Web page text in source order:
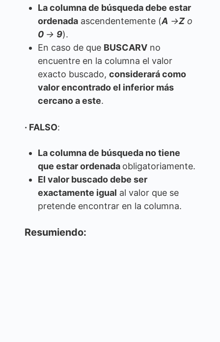
La columna de búsqueda debe estar
ordenada ascendentemente (A →Zo
0 → 9).
En caso de que BUSCARV no
encuentre en la columna el valor
exacto buscado, considerará como
valor encontrado el inferior más
cercano a este.
· FALSO:
La columna de búsqueda no tiene
que estar ordenada obligatoriamente.
El valor buscado debe ser
exactamente igual al valor que se
pretende encontrar en la columna.
Resumiendo: